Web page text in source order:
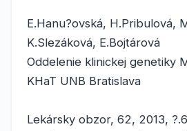
E.Hanu?ovská, H.Pribulová,
K.Slezáková, E.Bojtárová
Oddelenie klinickej genetiky
KHaT UNB Bratislava
Lekársky obzor, 62, 2013,